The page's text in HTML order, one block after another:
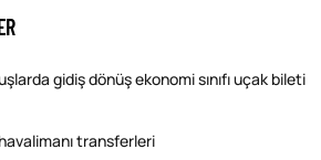
gidiş dönüş ekonomi sınıfı uçak bileti
transferleri